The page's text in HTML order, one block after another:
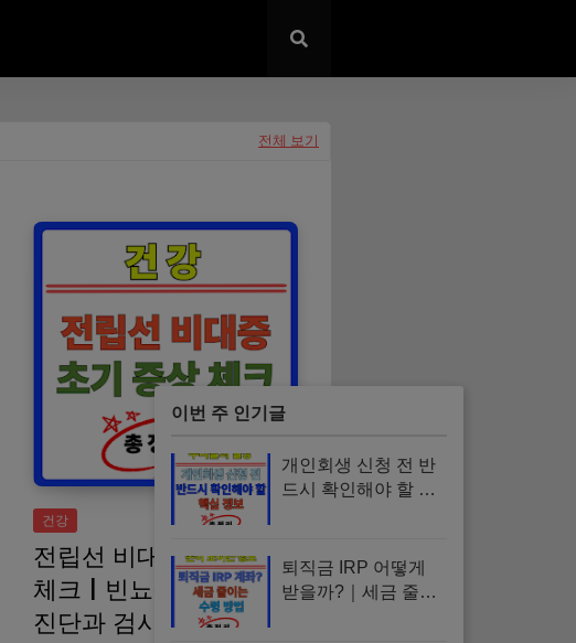
전체 보기
건강
전립선 비대증 초기증상
체크 | 빈뇨·야간뇨 자가
진단과 검사, 예방 방법
이번 주 인기글
개인회생 신청 전 반
드시 확인해야 할 핵
총정리
퇴직금 IRP 어떻게
받을까?｜세금 줄이